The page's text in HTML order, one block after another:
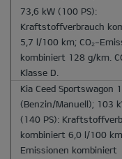
73,6 kW (100 PS):
Kraftstoffverbrauch
5,7 l/100 km; CO₂-
kombiniert 128 g/km.
Klasse D.
Kia Ceed Sportswagon
(Benzin/Manuell); 103
(140 PS):
kombiniert 6,0 l/100
Emissionen kombiniert